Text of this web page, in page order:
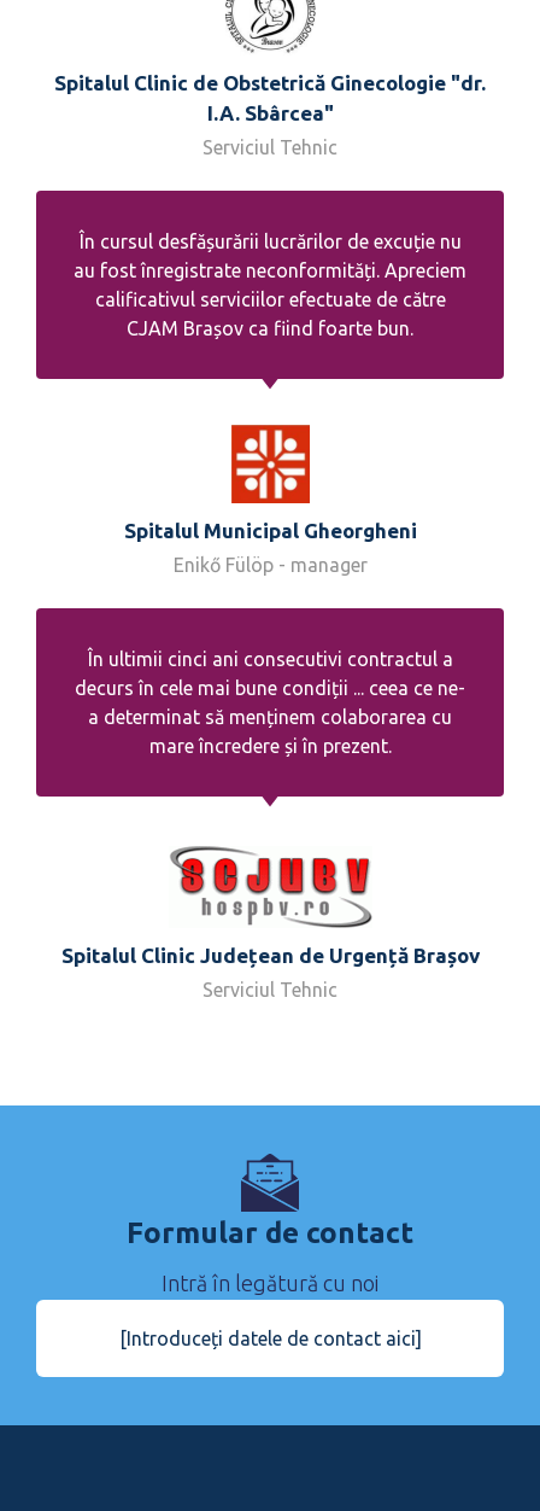
Spitalul Clinic de Obstetrică Ginecologie "dr.
I.A. Sbârcea"
Serviciul Tehnic
În cursul desfășurării lucrărilor de excuție nu
au fost înregistrate neconformități. Apreciem
calificativul serviciilor efectuate de către
CJAM Brașov ca fiind foarte bun.
Spitalul Municipal Gheorgheni
Enikő Fülöp - manager
În ultimii cinci ani consecutivi contractul a
decurs în cele mai bune condiții ... ceea ce ne-
a determinat să menținem colaborarea cu
mare încredere și în prezent.
Spitalul Clinic Județean de Urgență Brașov
Serviciul Tehnic
Formular de contact
Intră în legătură cu noi
[Introduceți datele de contact aici]